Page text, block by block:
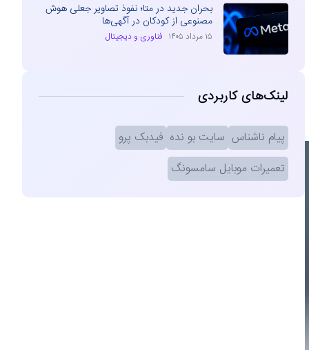
بحران جدید در متا؛ نفوذ تصاویر جعلی هوش
مصنوعی از کودکان در آگهی‌ها
۱۵ مرداد ۱۴۰۵ فناوری و دیجیتال
لینک‌های کاربردی
پیام ناشناس سایت بو نده فیدبک پرو
تعمیرات موبایل سامسونگ